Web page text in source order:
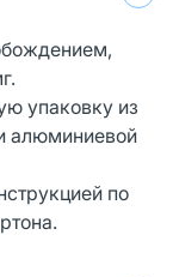
упаковку из
алюминиевой
по